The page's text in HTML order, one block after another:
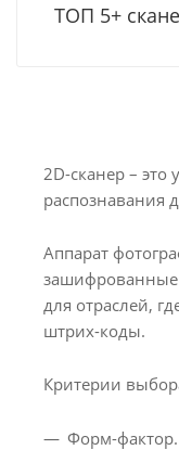
ТОП 5+
2D-сканер – это
распознавания
Аппарат
зашифрованные
для отраслей,
штрих-коды.
Критерии
Форм-фактор.